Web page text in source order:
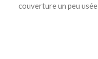
couverture un peu usée